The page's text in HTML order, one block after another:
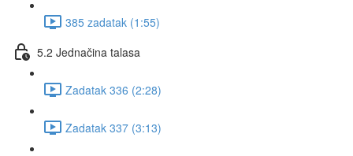
385 zadatak (1:55)
5.2 Jednačina talasa
Zadatak 336 (2:28)
Zadatak 337 (3:13)